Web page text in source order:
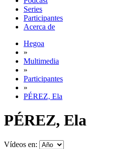
Series
Participantes
Acerca de
Hegoa
»
Multimedia
»
Participantes
»
PÉREZ, Ela
PÉREZ, Ela
Vídeos en: